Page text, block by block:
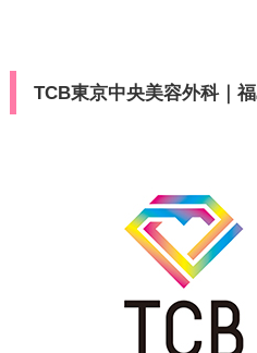
TCB東京中央美容外科｜